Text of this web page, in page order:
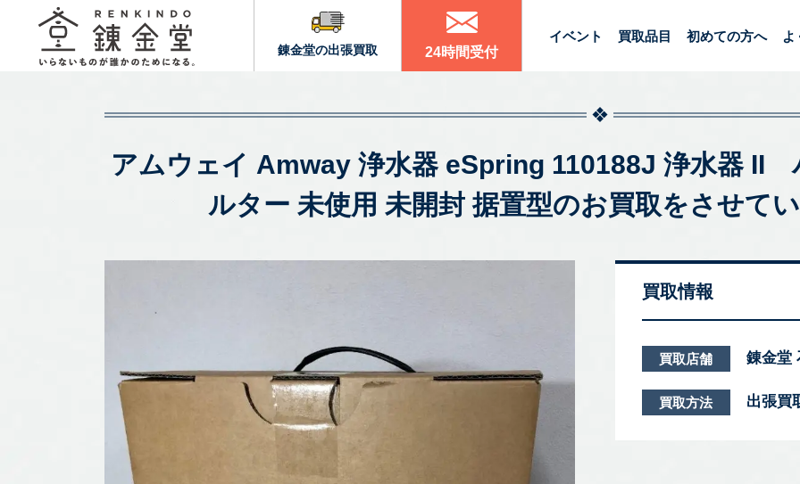
錬金堂の出張買取 24時間受付
イベント 買取品目 初めての方へ よ
アムウェイ Amway 浄水器 eSpring 110188J 浄水器 II
ルター 未使用 未開封 据置型のお買取をさせて
買取情報
買取店舗 錬金堂
買取方法 出張買